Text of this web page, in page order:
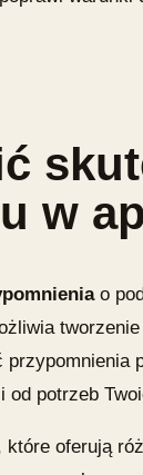
w
o
tworzenie
potrzeb
oferują